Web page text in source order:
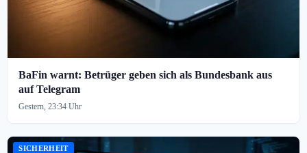
BaFin warnt: Betrüger geben sich als Bundesbank aus
auf Telegram
Gestern, 23:34 Uhr
SICHERHEIT